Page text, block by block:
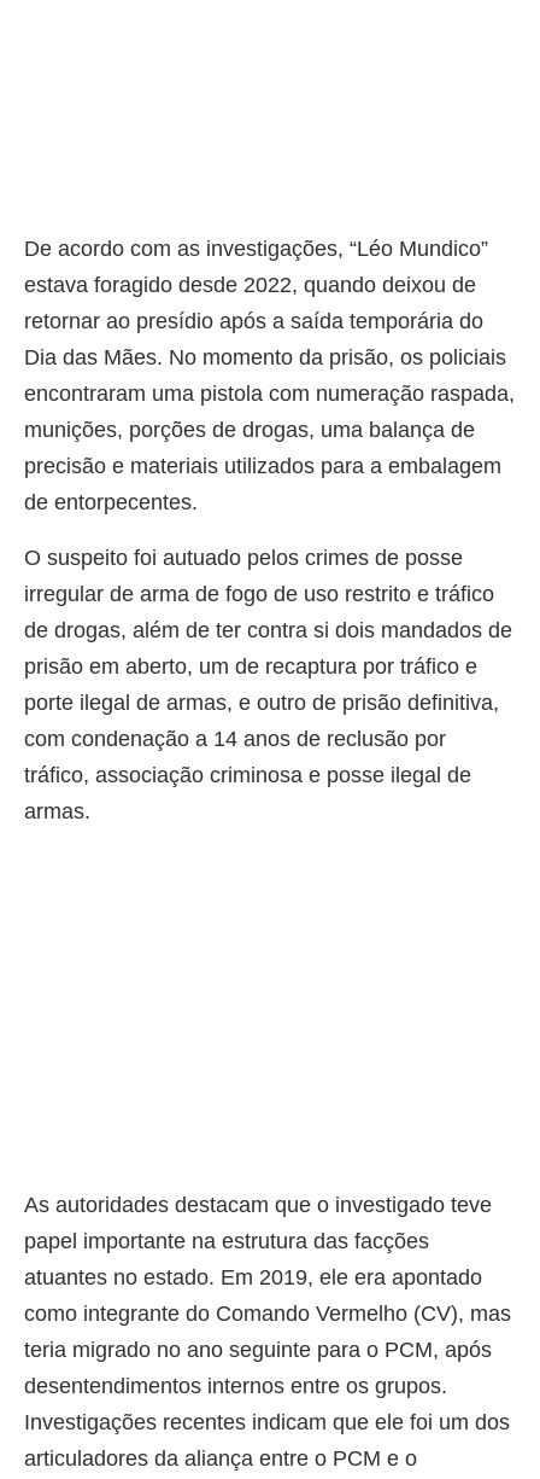
De acordo com as investigações, “Léo Mundico”
estava foragido desde 2022, quando deixou de
retornar ao presídio após a saída temporária do
Dia das Mães. No momento da prisão, os policiais
encontraram uma pistola com numeração raspada,
munições, porções de drogas, uma balança de
precisão e materiais utilizados para a embalagem
de entorpecentes.
O suspeito foi autuado pelos crimes de posse
irregular de arma de fogo de uso restrito e tráfico
de drogas, além de ter contra si dois mandados de
prisão em aberto, um de recaptura por tráfico e
porte ilegal de armas, e outro de prisão definitiva,
com condenação a 14 anos de reclusão por
tráfico, associação criminosa e posse ilegal de
armas.
As autoridades destacam que o investigado teve
papel importante na estrutura das facções
atuantes no estado. Em 2019, ele era apontado
como integrante do Comando Vermelho (CV), mas
teria migrado no ano seguinte para o PCM, após
desentendimentos internos entre os grupos.
Investigações recentes indicam que ele foi um dos
articuladores da aliança entre o PCM e o